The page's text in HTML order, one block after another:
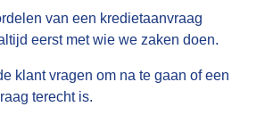
van een kredietaanvraag
eerst met wie we zaken doen.
klant vragen om na te gaan of een
terecht is.